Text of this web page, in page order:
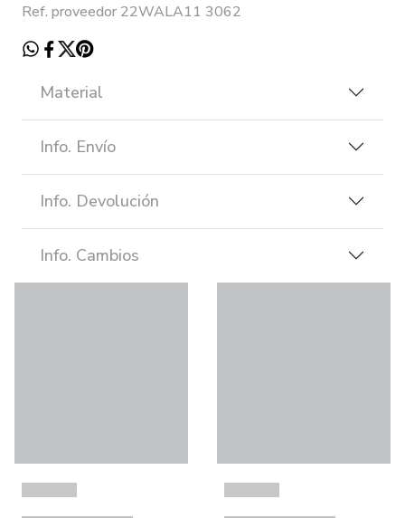
Ref. proveedor 22WALA11 3062
Material
Info. Envío
Info. Devolución
Info. Cambios